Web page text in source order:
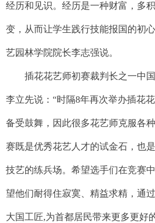
经历和见识。经历是一种财富，多
变，从而让学生践行技能报国的初
艺园林学院院长李志强说。
插花花艺师初赛裁判长之一中
李立先说：“时隔8年再次举办插花
备受鼓舞，因此很多花艺师克服各
赛既是优秀花艺人才的试金石，也
技艺的练兵场。希望选手们在竞赛
望他们耐得住寂寞、精益求精，通
大国工匠,为首都居民带来更多更好